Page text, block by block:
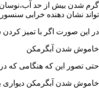
گرم شدن بیش از حد
تواند نشان دهنده خرابی
در این صورت اگر با تمیز
خاموش شدن آبگرمکن
حتی تصور این که هنگامی
خاموش شدن آبگرمکن دیواری